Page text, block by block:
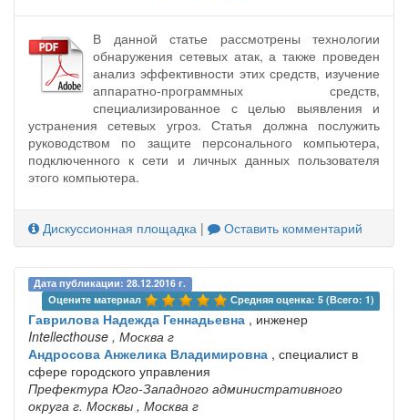
В данной статье рассмотрены технологии
обнаружения сетевых атак, а также проведен
анализ эффективности этих средств, изучение
аппаратно-программных средств,
специализированное с целью выявления и
устранения сетевых угроз. Статья должна послужить
руководством по защите персонального компьютера,
подключенного к сети и личных данных пользователя
этого компьютера.
Дискуссионная площадка | Оставить комментарий
Дата публикации: 28.12.2016 г.
Оцените материал
Средняя оценка: 5 (Всего: 1)
Гаврилова Надежда Геннадьевна , инженер
Intellecthouse , Москва г
Андросова Анжелика Владимировна , специалист в
сфере городского управления
Префектура Юго-Западного административного
округа г. Москвы , Москва г